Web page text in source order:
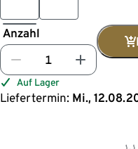
Anzahl
Auf Lager
Liefertermin: Mi.,